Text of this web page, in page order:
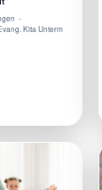
-
Kita Unterm